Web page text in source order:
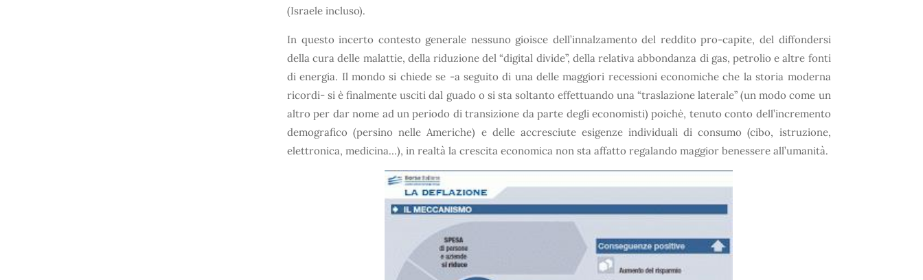
(Israele incluso).
In questo incerto contesto generale nessuno gioisce dell’innalzamento del reddito pro-capite, del diffondersi
della cura delle malattie, della riduzione del “digital divide”, della relativa abbondanza di gas, petrolio e altre fonti
di energia. Il mondo si chiede se -a seguito di una delle maggiori recessioni economiche che la storia moderna
ricordi- si è finalmente usciti dal guado o si sta soltanto effettuando una “traslazione laterale” (un modo come un
altro per dar nome ad un periodo di transizione da parte degli economisti) poichè, tenuto conto dell’incremento
demografico (persino nelle Americhe) e delle accresciute esigenze individuali di consumo (cibo, istruzione,
elettronica, medicina…), in realtà la crescita economica non sta affatto regalando maggior benessere all’umanità.